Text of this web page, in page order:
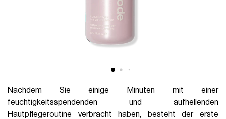
Nachdem Sie einige Minuten mit einer
feuchtigkeitsspendenden und aufhellenden
Hautpflegeroutine verbracht haben, besteht der erste